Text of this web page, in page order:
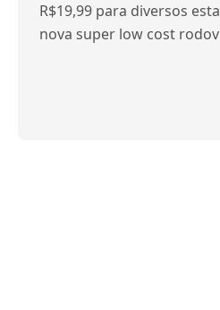
R$19,99 para diversos
nova super low cost